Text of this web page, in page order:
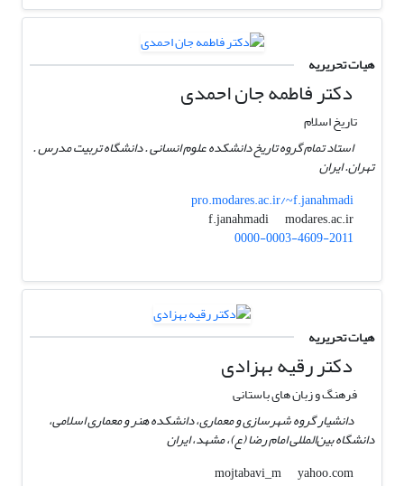
هیات تحریریه
دکتر فاطمه جان احمدی
تاریخ اسلام
استاد تمام گروه تاریخ دانشکده علوم انسانی . دانشگاه تربیت مدرس .
تهران. ایران
pro.modares.ac.ir/~f.janahmadi
f.janahmadi
modares.ac.ir
0000-0003-4609-2011
هیات تحریریه
دکتر رقیه بهزادی
فرهنگ و زبان های باستانی
دانشیار گروه شهرسازی و معماری، دانشکده هنر و معماری اسلامی،
دانشگاه بین‌المللی امام رضا (ع)، مشهد، ایران
mojtabavi_m
yahoo.com